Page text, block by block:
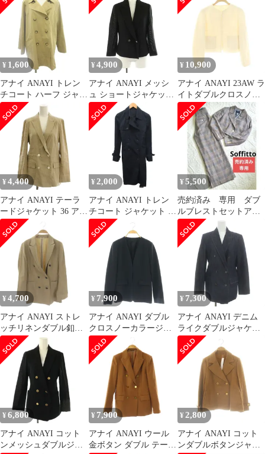
¥ 1,600
アナイ ANAYI トレン
チコート ハーフ ジャケ
ット ダブル エポレット
付 ベージュ 約M
¥ 4,900
アナイ ANAYI メッシ
ュ ショートジャケット
テーラード ダブル 36
黒 ブラック /DF ■OS
¥ 10,900
アナイ ANAYI 23AW ラ
イトダブルクロスノー
カラー ジャケット ショ
ート丈 クロップド 34
アイボリー /ES ■OS
¥ 4,400
アナイ ANAYI テーラ
ードジャケット 36 アイ
ボリー ダブルブレスト
フェイクポケット
/LP■ECE003
¥ 2,000
アナイ ANAYI トレン
チコート ジャケット ミ
ドル丈 ダブル 紺 ネイ
ビー 38 約M
¥ 5,500
売約済み 専用 ダブ
ルブレストセットアッ
プ クロップド丈ジャケ
ット ワイドパンツ
¥ 4,700
アナイ ANAYI ストレ
ッチリネンダブル釦ジ
ャケット テーラード 36
ベージュ /MI ■OS
¥ 7,900
アナイ ANAYI ダブル
クロスノーカラージャ
ケット 38 ブラック /ES
■OS
¥ 7,300
アナイ ANAYI デニム
ライクダブルジャケッ
ト テーラード 38 M 紺
ネイビー /AT ■OS
¥ 6,800
アナイ ANAYI コット
ンメッシュダブルジャ
¥ 7,900
アナイ ANAYI ウール
金ボタン ダブル テーラ
¥ 2,800
アナイ ANAYI コット
ンダブルボタンジャケ